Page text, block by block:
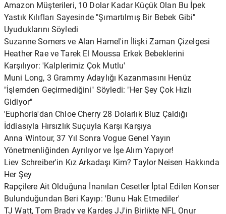
Amazon Müşterileri, 10 Dolar Kadar Küçük Olan Bu İpek
Yastık Kılıfları Sayesinde "Şımartılmış Bir Bebek Gibi"
Uyuduklarını Söyledi
Suzanne Somers ve Alan Hamel'in İlişki Zaman Çizelgesi
Heather Rae ve Tarek El Moussa Erkek Bebeklerini
Karşılıyor: 'Kalplerimiz Çok Mutlu'
Muni Long, 3 Grammy Adaylığı Kazanmasını Henüz
"İşlemden Geçirmediğini" Söyledi: "Her Şey Çok Hızlı
Gidiyor"
'Euphoria'dan Chloe Cherry 28 Dolarlık Bluz Çaldığı
İddiasıyla Hırsızlık Suçuyla Karşı Karşıya
Anna Wintour, 37 Yıl Sonra Vogue Genel Yayın
Yönetmenliğinden Ayrılıyor ve İşe Alım Yapıyor!
Liev Schreiber'in Kız Arkadaşı Kim? Taylor Neisen Hakkında
Her Şey
Rapçilere Ait Olduğuna İnanılan Cesetler İptal Edilen Konser
Bulunduğundan Beri Kayıp: 'Bunu Hak Etmediler'
TJ Watt, Tom Brady ve Kardeş JJ'in Birlikte NFL Onur